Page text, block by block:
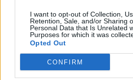
I want to opt-out of Collection,
Retention, Sale, and/or Sharing
Personal Data that Is Unrelated
Purposes for which it was
Opted Out
CONFIRM